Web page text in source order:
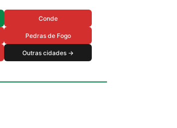
Conde
Pedras de Fogo
Outras cidades →